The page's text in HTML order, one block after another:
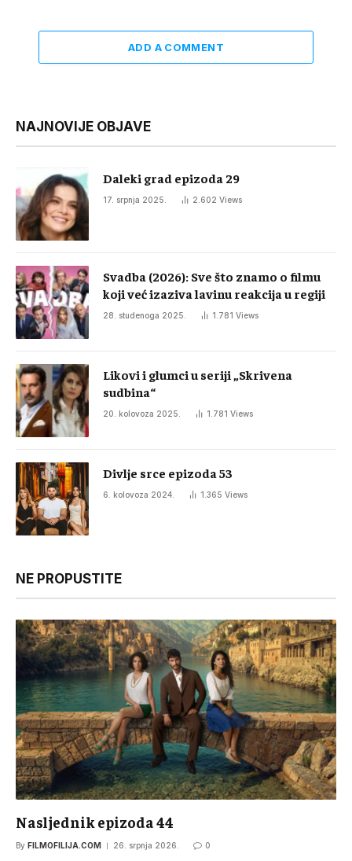
ADD A COMMENT
NAJNOVIJE OBJAVE
Daleki grad epizoda 29
17. srpnja 2025. 2.602 Views
Svadba (2026): Sve što znamo o filmu
koji već izaziva lavinu reakcija u regiji
28. studenoga 2025. 1.781 Views
Likovi i glumci u seriji „Skrivena
sudbina“
20. kolovoza 2025. 1.781 Views
Divlje srce epizoda 53
6. kolovoza 2024. 1.365 Views
NE PROPUSTITE
Nasljednik epizoda 44
By FILMOFILIJA.COM 26. srpnja 2026. 0